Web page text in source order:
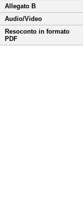
Allegato B
Audio/Video
Resoconto in formato
PDF